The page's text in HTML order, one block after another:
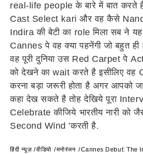
real-life people के बारे में बात
Cast Select kari और वह कैसे
Indira की बेटी का role मिला सब ने यह
Cannes पे वह क्या पहनेंगी जो बहुत
वह पूरी दुनिया उस Red Carpet पे
को देखने का wait करते है इसीलिए वह
करना बड़ा जरूरी होता है अगर आपको
कहा देख सकते है तोह देखिये पूरा
Celebrate कीजिये भारतीय नारी को
Second Wind 'करती है.
हिंदी न्यूज़ वीडियो मनोरंजन Cannes Debut: The